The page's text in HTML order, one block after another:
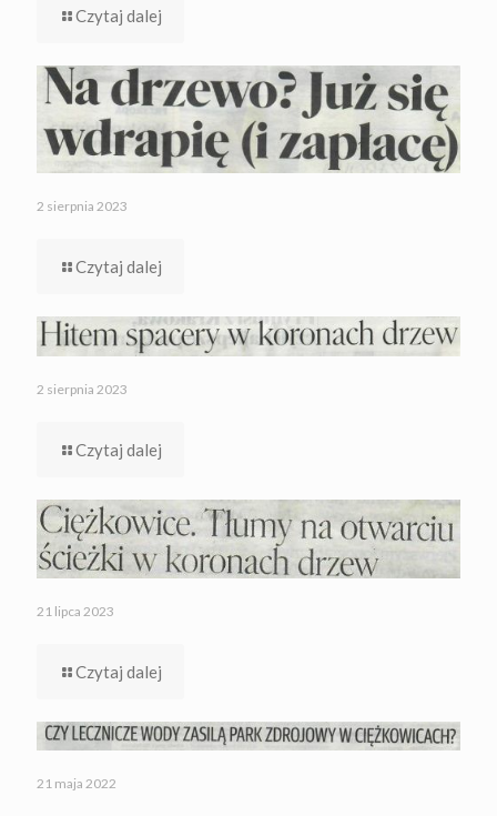
Czytaj dalej
2 sierpnia 2023
Czytaj dalej
2 sierpnia 2023
Czytaj dalej
21 lipca 2023
Czytaj dalej
21 maja 2022